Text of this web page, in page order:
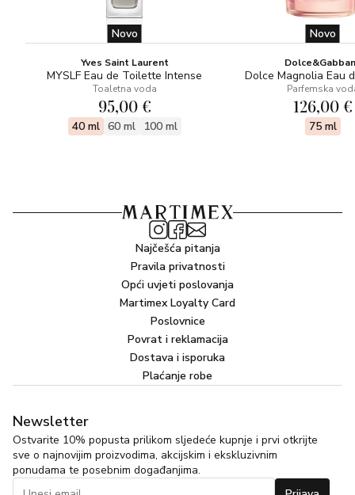
Novo
Yves Saint Laurent
MYSLF Eau de Toilette Intense
Toaletna voda
95,00 €
40 ml 60 ml 100 ml
Novo
Dolce Magnolia Eau
Parfemska
126,00 €
75 ml
Najčešća pitanja
Pravila privatnosti
Opći uvjeti poslovanja
Martimex Loyalty Card
Poslovnice
Povrat i reklamacija
Dostava i isporuka
Plaćanje robe
Newsletter
Ostvarite 10% popusta prilikom sljedeće kupnje i prvi otkrijte
sve o najnovijim proizvodima, akcijskim i ekskluzivnim
ponudama te posebnim događanjima.